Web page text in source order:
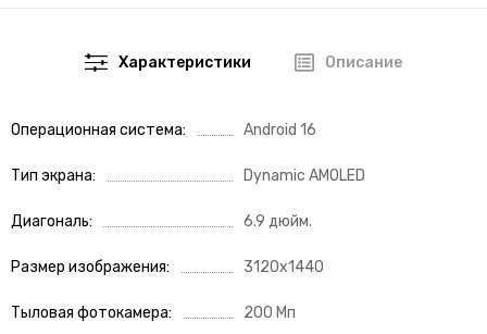
Характеристики Описание
Операционная система Android 16
Тип экрана Dynamic AMOLED
Диагональ 6.9 дюйм.
Размер изображения 3120x1440
Тыловая фотокамера 200 Мп